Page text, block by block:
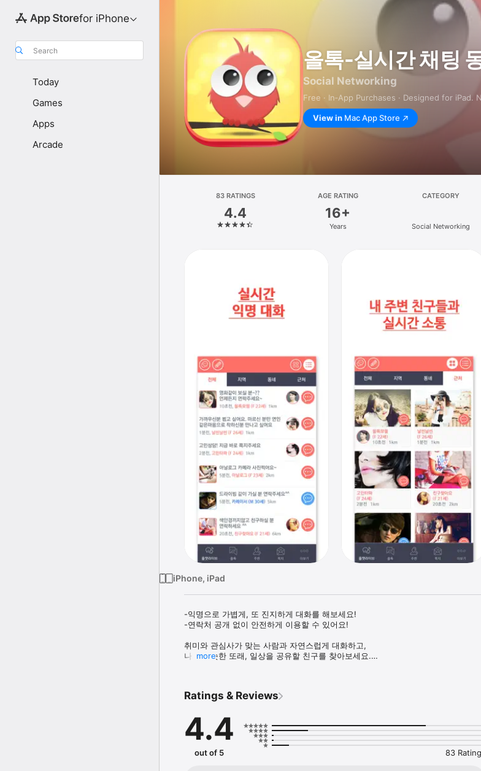
for iPhone
Search
Today
Games
Apps
Arcade
올톡-실시간 채팅
Social Networking
Free · In‑App Purchases · Designed for iPad.
View in Mac App Store
83 RATINGS
4.4
AGE RATING
16+
Years
CATEGORY
Social Networking
iPhone, iPad
-익명으로 가볍게, 또 진지하게 대화를 해보세요!
-연락처 공개 없이 안전하게 이용할 수 있어요!
취미와 관심사가 맞는 사람과 자연스럽게 대화하고,
나와 비슷한 또래, 일상을 공유할 친구를 찾아보세요.
- 관심사를 등록하면 주변 회원님들이 토크내용을 보고 쪽지를 통해 채팅을 할 수 있
■ 내주변 인기 회원보기
- 내주변에 인기있는 회원을 볼 수 있습니다.
more
Ratings & Reviews
4.4
out of 5 83